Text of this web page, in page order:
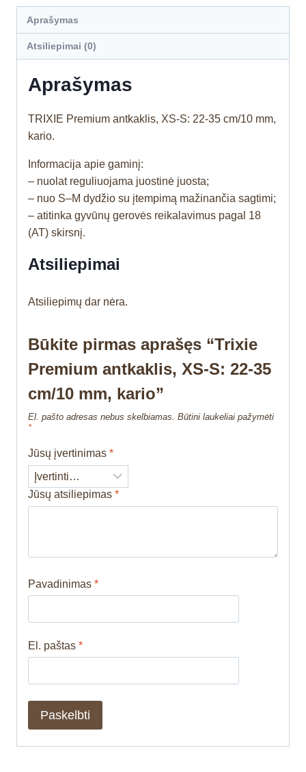
Aprašymas
Atsiliepimai (0)
Aprašymas
TRIXIE Premium antkaklis, XS-S: 22-35 cm/10 mm,
kario.
Informacija apie gaminį:
– nuolat reguliuojama juostinė juosta;
– nuo S–M dydžio su įtempimą mažinančia sagtimi;
– atitinka gyvūnų gerovės reikalavimus pagal 18
(AT) skirsnį.
Atsiliepimai
Atsiliepimų dar nėra.
Būkite pirmas aprašęs “Trixie
Premium antkaklis, XS-S: 22-35
cm/10 mm, kario”
El. pašto adresas nebus skelbiamas. Būtini laukeliai pažymėti
*
Jūsų įvertinimas *
Jūsų atsiliepimas *
Pavadinimas *
El. paštas *